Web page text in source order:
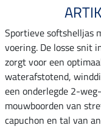
Sportieve softshelljas
voering. De losse snit
zorgt voor een
waterafstotend,
een onderlegde 2-
mouwboorden van
capuchon en tal van